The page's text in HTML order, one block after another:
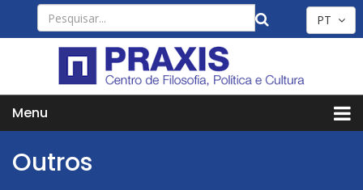
PT
Menu
Outros